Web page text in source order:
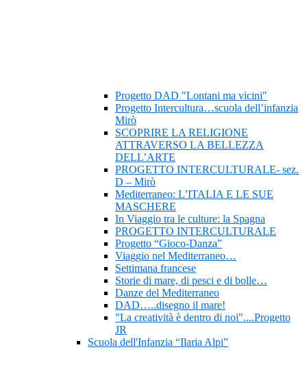
Progetto DAD "Lontani ma vicini"
Progetto Intercultura…scuola dell’infanzia
Mirò
SCOPRIRE LA RELIGIONE
ATTRAVERSO LA BELLEZZA
DELL’ARTE
PROGETTO INTERCULTURALE- sez.
D – Mirò
Mediterraneo: L’ITALIA E LE SUE
MASCHERE
In Viaggio tra le culture: la Spagna
PROGETTO INTERCULTURALE
Progetto “Gioco-Danza”
Viaggio nel Mediterraneo…
Settimana francese
Storie di mare, di pesci e di bolle…
Danze del Mediterraneo
DAD…..disegno il mare!
"La creatività è dentro di noi"....Progetto
JR
Scuola dell'Infanzia “Ilaria Alpi”